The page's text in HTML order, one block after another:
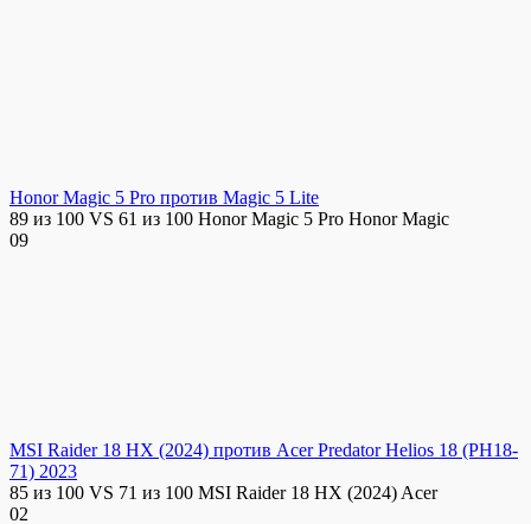
Honor Magic 5 Pro против Magic 5 Lite
89 из 100 VS 61 из 100 Honor Magic 5 Pro Honor Magic
09
MSI Raider 18 HX (2024) против Acer Predator Helios 18 (PH18-
71) 2023
85 из 100 VS 71 из 100 MSI Raider 18 HX (2024) Acer
02